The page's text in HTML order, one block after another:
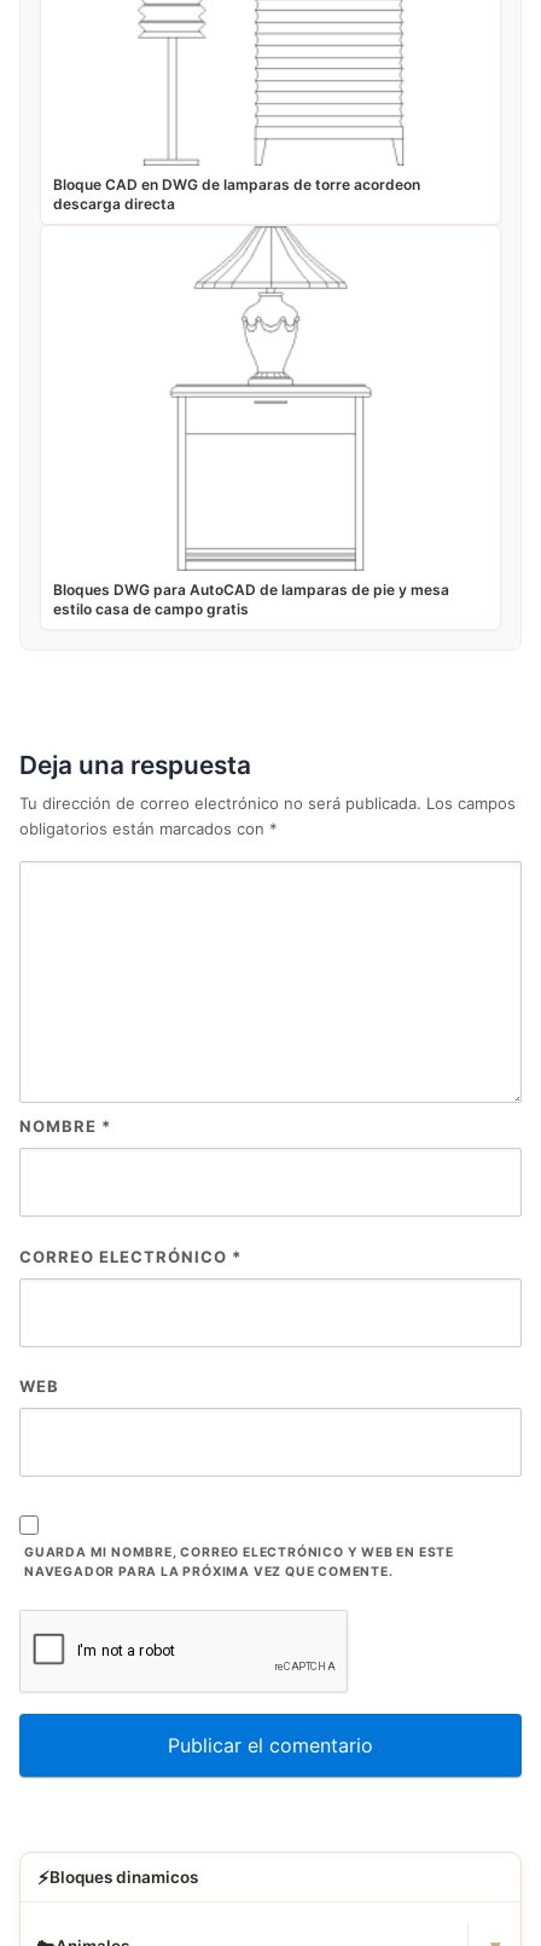
Bloque CAD en DWG de lamparas de torre acordeon
descarga directa
Bloques DWG para AutoCAD de lamparas de pie y mesa
estilo casa de campo gratis
Deja una respuesta
Tu dirección de correo electrónico no será publicada. Los campos
obligatorios están marcados con *
NOMBRE *
CORREO ELECTRÓNICO *
WEB
GUARDA MI NOMBRE, CORREO ELECTRÓNICO Y WEB EN ESTE
NAVEGADOR PARA LA PRÓXIMA VEZ QUE COMENTE.
⚡Bloques dinamicos